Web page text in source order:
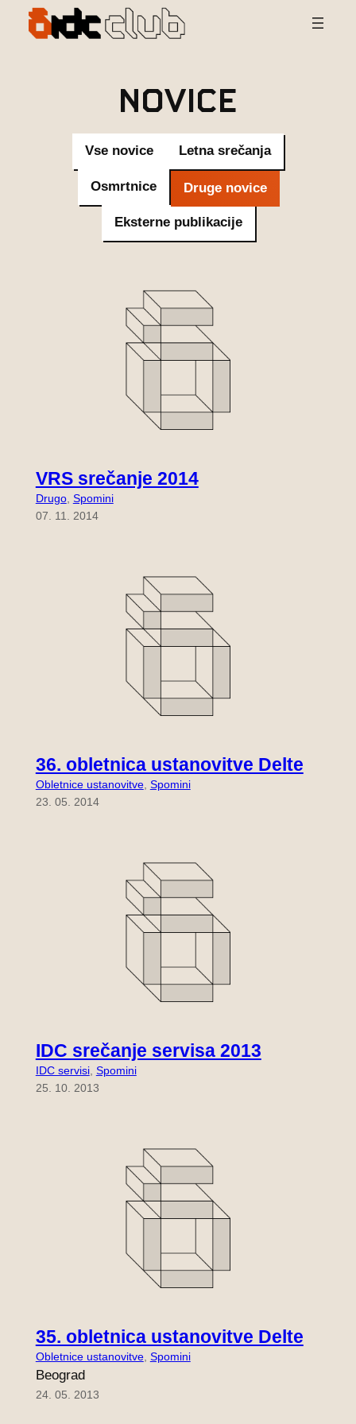
Preskoči
Novice
Vse novice Letna srečanja
Osmrtnice Druge novice
Eksterne publikacije
VRS srečanje 2014
Drugo, Spomini
07. 11. 2014
36. obletnica ustanovitve Delte
Obletnice ustanovitve, Spomini
23. 05. 2014
IDC srečanje servisa 2013
IDC servisi, Spomini
25. 10. 2013
35. obletnica ustanovitve Delte
Obletnice ustanovitve, Spomini
Beograd
24. 05. 2013